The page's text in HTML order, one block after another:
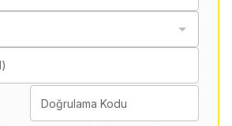
Doğrulama Kodu